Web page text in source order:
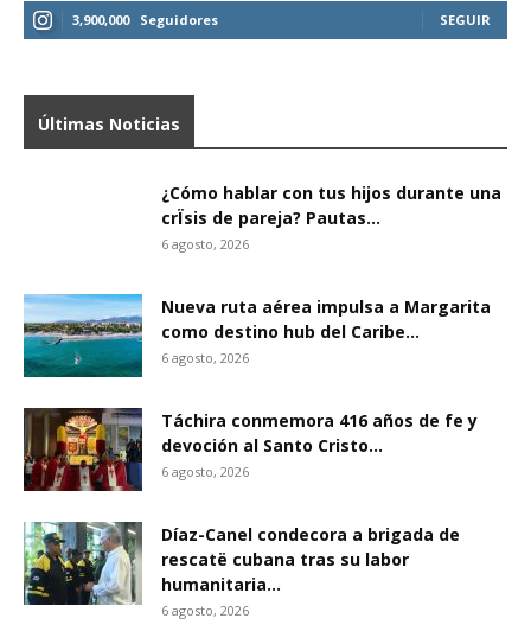
3,900,000 Seguidores SEGUIR
Últimas Noticias
¿Cómo hablar con tus hijos durante una
crÏsis de pareja? Pautas...
6 agosto, 2026
Nueva ruta aérea impulsa a Margarita
como destino hub del Caribe...
6 agosto, 2026
Táchira conmemora 416 años de fe y
devoción al Santo Cristo...
6 agosto, 2026
Díaz-Canel condecora a brigada de
rescatë cubana tras su labor
humanitaria...
6 agosto, 2026